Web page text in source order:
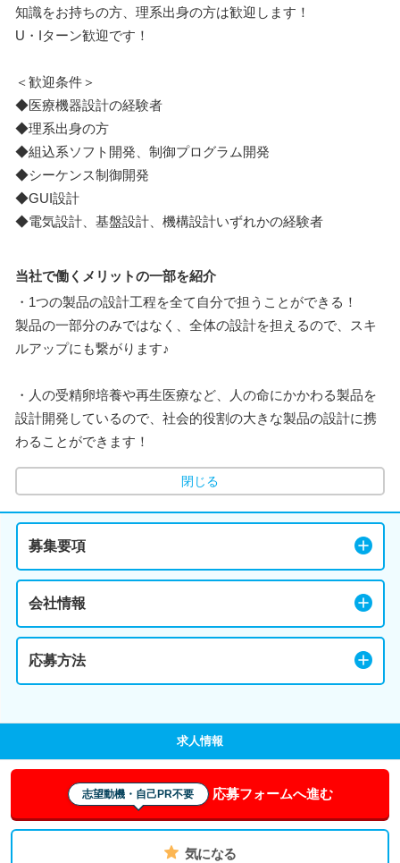
知識をお持ちの方、理系出身の方は歓迎します！
U・Iターン歓迎です！
＜歓迎条件＞
◆医療機器設計の経験者
◆理系出身の方
◆組込系ソフト開発、制御プログラム開発
◆シーケンス制御開発
◆GUI設計
◆電気設計、基盤設計、機構設計いずれかの経験者
当社で働くメリットの一部を紹介
・1つの製品の設計工程を全て自分で担うことができる！
製品の一部分のみではなく、全体の設計を担えるので、スキ
ルアップにも繋がります♪
・人の受精卵培養や再生医療など、人の命にかかわる製品を
設計開発しているので、社会的役割の大きな製品の設計に携
わることができます！
閉じる
募集要項
会社情報
応募方法
求人情報
志望動機・自己PR不要 応募フォームへ進む
気になる